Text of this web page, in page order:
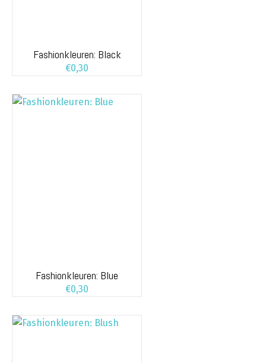
Fashionkleuren: Black
€0,30
Fashionkleuren: Blue
€0,30